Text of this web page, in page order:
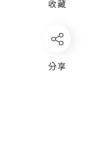
收藏
分享